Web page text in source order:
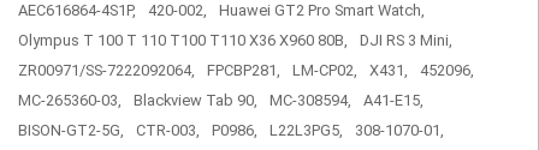
AEC616864-4S1P,
420-002,
Huawei GT2 Pro Smart Watch,
Olympus T 100 T 110 T100 T110 X36 X960 80B,
DJI RS 3 Mini,
ZR00971/SS-7222092064,
FPCBP281, LM-CP02, X431,
452096,
MC-265360-03,
Blackview Tab 90, MC-308594,
A41-E15,
BISON-GT2-5G,
CTR-003, P0986, L22L3PG5,
308-1070-01,